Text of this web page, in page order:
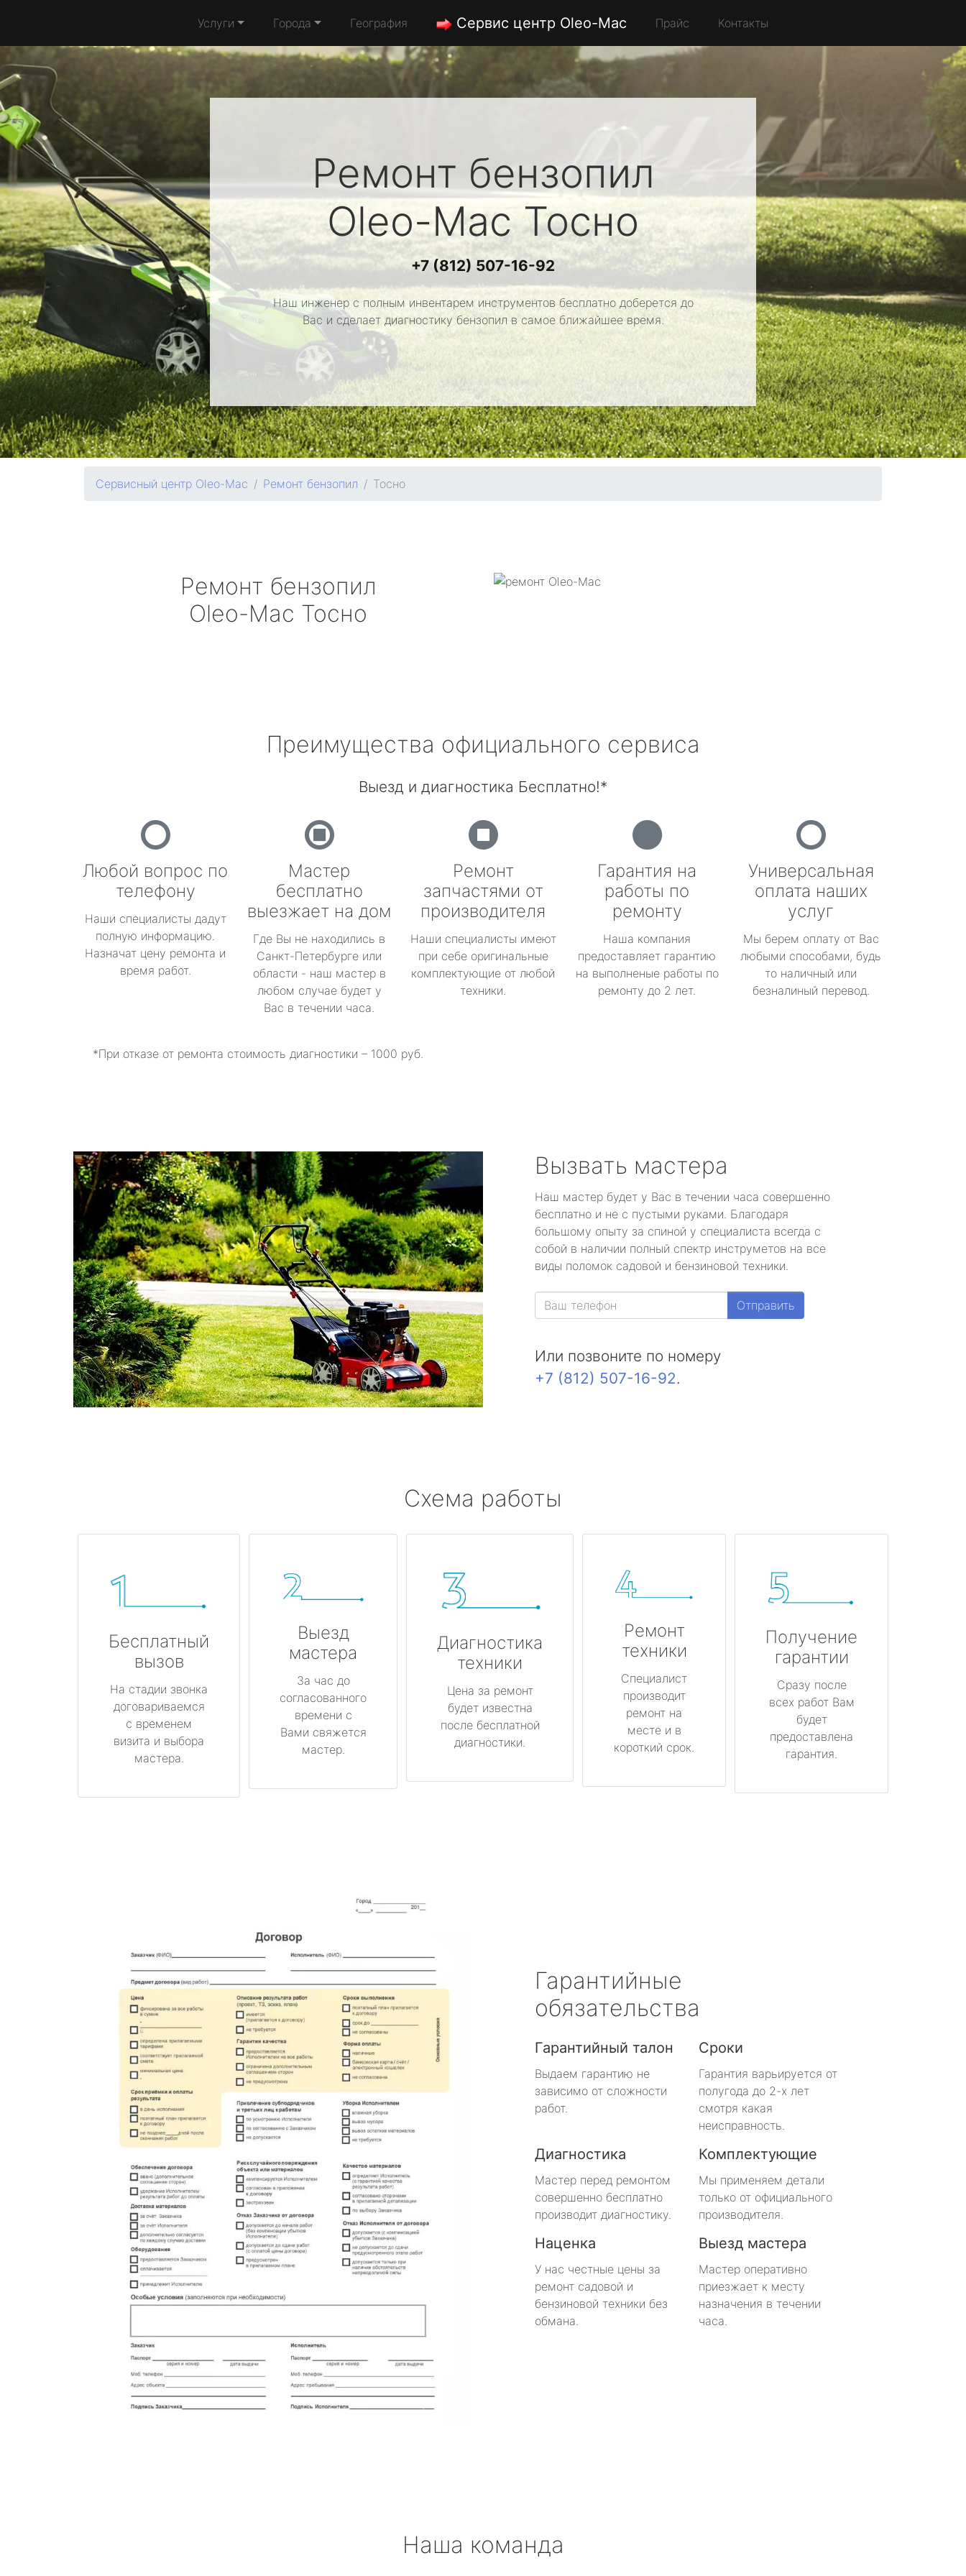
Услуги Города География Сервис центр Oleo-Mac Прайс Контакты
Ремонт бензопил
Oleo-MacТосно
+7 (812) 507-16-92
Наш инженер с полным инвентарем инструментов бесплатно доберется до
Вас и сделает диагностику бензопил в самое ближайшее время.
Сервисный центр Oleo-Mac Ремонт бензопил Тосно
Ремонт бензопил
Oleo-Mac Тосно
Преимущества официального сервиса
Выезд и диагностика Бесплатно!*
Любой вопрос по
телефону
Наши специалисты дадут
полную информацию.
Назначат цену ремонта и
время работ.
Мастер
бесплатно
выезжает на дом
Где Вы не находились в
Санкт-Петербурге или
области - наш мастер в
любом случае будет у
Вас в течении часа.
Ремонт
запчастями от
производителя
Наши специалисты имеют
при себе оригинальные
комплектующие от любой
техники.
Гарантия на
работы по
ремонту
Наша компания
предоставляет гарантию
на выполненые работы по
ремонту до 2 лет.
Универсальная
оплата наших
услуг
Мы берем оплату от Вас
любыми способами, будь
то наличный или
безналиный перевод.
*При отказе от ремонта стоимость диагностики – 1000 руб.
Вызвать мастера
Наш мастер будет у Вас в течении часа совершенно
бесплатно и не с пустыми руками. Благодаря
большому опыту за спиной у специалиста всегда с
собой в наличии полный спектр инструметов на все
виды поломок садовой и бензиновой техники.
Отправить
Или позвоните по номеру
+7 (812) 507-16-92.
Схема работы
Бесплатный
вызов
На стадии звонка
договариваемся
с временем
визита и выбора
мастера.
Выезд
мастера
За час до
согласованного
времени с
Вами свяжется
мастер.
Диагностика
техники
Цена за ремонт
будет известна
после бесплатной
диагностики.
Ремонт
техники
Специалист
производит
ремонт на
месте и в
короткий срок.
Получение
гарантии
Сразу после
всех работ Вам
будет
предоставлена
гарантия.
Гарантийные
обязательства
Гарантийный талон
Выдаем гарантию не
зависимо от сложности
работ.
Сроки
Гарантия варьируется от
полугода до 2-х лет
смотря какая
неисправность.
Диагностика
Мастер перед ремонтом
совершенно бесплатно
производит диагностику.
Комплектующие
Мы применяем детали
только от официального
производителя.
Наценка
У нас честные цены за
ремонт садовой и
бензиновой техники без
обмана.
Выезд мастера
Мастер оперативно
приезжает к месту
назначения в течении
часа.
Наша команда